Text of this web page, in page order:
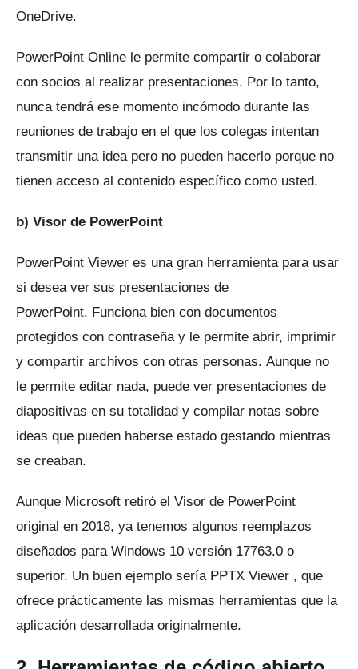
OneDrive.
PowerPoint Online le permite compartir o colaborar
con socios al realizar presentaciones. Por lo tanto,
nunca tendrá ese momento incómodo durante las
reuniones de trabajo en el que los colegas intentan
transmitir una idea pero no pueden hacerlo porque no
tienen acceso al contenido específico como usted.
b) Visor de PowerPoint
PowerPoint Viewer es una gran herramienta para usar
si desea ver sus presentaciones de
PowerPoint. Funciona bien con documentos
protegidos con contraseña y le permite abrir, imprimir
y compartir archivos con otras personas. Aunque no
le permite editar nada, puede ver presentaciones de
diapositivas en su totalidad y compilar notas sobre
ideas que pueden haberse estado gestando mientras
se creaban.
Aunque Microsoft retiró el Visor de PowerPoint
original en 2018, ya tenemos algunos reemplazos
diseñados para Windows 10 versión 17763.0 o
superior. Un buen ejemplo sería PPTX Viewer , que
ofrece prácticamente las mismas herramientas que la
aplicación desarrollada originalmente.